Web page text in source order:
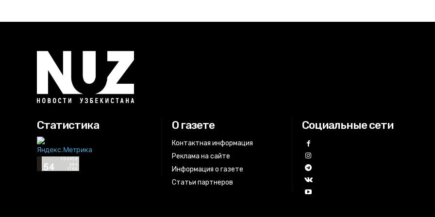
Статистика О газете
Контактная информация
Реклама на сайте
Информация о газете
Статьи партнеров
Социальные сети